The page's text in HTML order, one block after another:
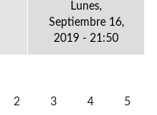
Lunes,
Septiembre 16,
2019 - 21:50
2 3 4 5